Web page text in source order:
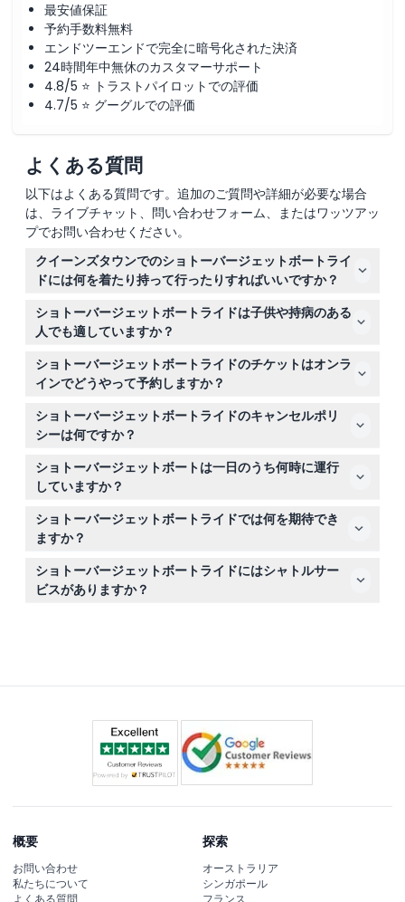
最安値保証
予約手数料無料
エンドツーエンドで完全に暗号化された決済
24時間年中無休のカスタマーサポート
4.8/5 ⭐ トラストパイロットでの評価
4.7/5 ⭐ グーグルでの評価
よくある質問
以下はよくある質問です。追加のご質問や詳細が必要な場合
は、ライブチャット、問い合わせフォーム、またはワッツアッ
プでお問い合わせください。
クイーンズタウンでのショトーバージェットボートライ
ドには何を着たり持って行ったりすればいいですか？
快適な服装を着用し、日差しや水しぶきから目を守るため
にサングラスを持参するのがベストです。防水性の服は必
要ありません。乗車中に防水ジャケットが提供されます。
ショトーバージェットボートライドは子供や持病のある
人でも適していますか？
5〜15歳の子供が乗車可能で、10〜15歳の子供は保護者が
現地にいる場合は単独乗船できます。妊娠中の方や背中や
首の問題などの持病がある方には適していません。
ショトーバージェットボートライドのチケットはオンラ
インでどうやって予約しますか？
このウェブサイトで希望の出発時間を選んで直接チケット
をご予約いただけます。シャトルサービスを利用する場合
は、ジェットボートライドの45分前のピックアップ時間
を選ぶようにしてください。
ショトーバージェットボートライドのキャンセルポリ
シーは何ですか？
チケットは払い戻し不可でキャンセルもできませんので、
ご予約の日付と時間は慎重にお選びください。
ショトーバージェットボートは一日のうち何時に運行
していますか？
ボートは毎日午前9時から午後5時まで運行し、午前9時か
ら午後4時の間は15分から30分ごとに出発します。（変更
される場合がありますので、ご予約時に必ずご確認くださ
い）
ショトーバージェットボートライドでは何を期待でき
ますか？
最高速度85km/h以上のスリル満点の25分間の冒険で
す。360度の回転、パワーストップ、狭い川の峡谷近くの
通過などを楽しみながら、壮大なクイーンズタウンの景色
ショトーバージェットボートライドにはシャトルサー
ビスがありますか？
概要
お問い合わせ
私たちについて
探索
オーストラリア
シンガポール